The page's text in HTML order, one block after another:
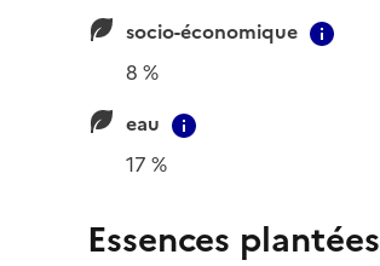
socio-économique
8 %
eau
17 %
Essences plantées